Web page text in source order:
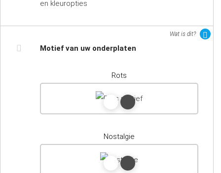
en kleuropties
Wat is dit?
Motief van uw onderplaten
Rots
Nostalgie